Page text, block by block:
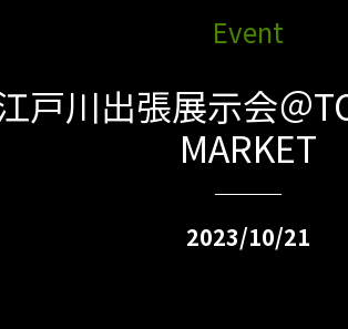
Event
戸川出張展示会＠
MARKET
2023/10/21